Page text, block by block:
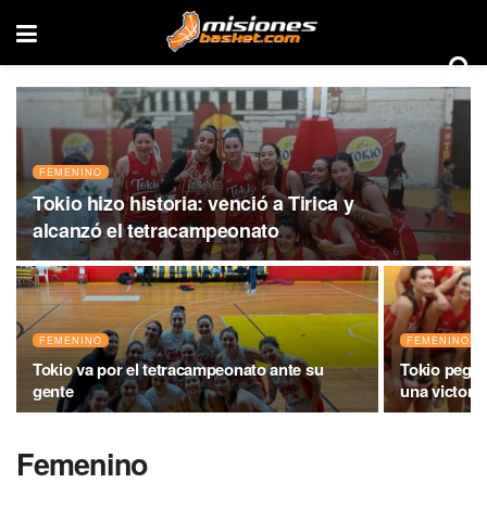
FEMENINO
Tokio hizo historia: venció a Tirica y
alcanzó el tetracampeonato
FEMENINO
Tokio va por el tetracampeonato ante su
gente
FEMENINO
Tokio
una
Femenino